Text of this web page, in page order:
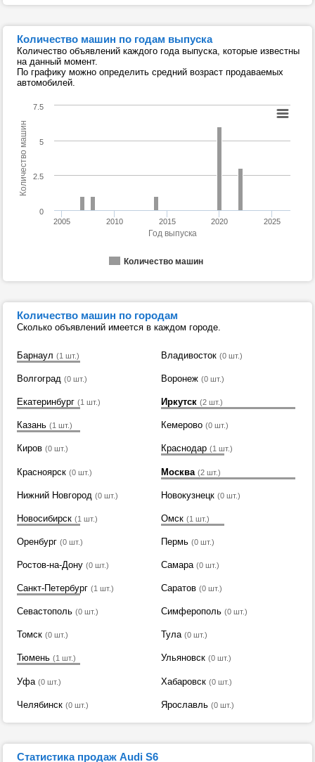
Количество машин по годам выпуска
Количество объявлений каждого года выпуска, которые известны
на данный момент.
По графику можно определить средний возраст продаваемых
автомобилей.
Год выпуска
Количество машин
Количество машин
2005 2010 2015 2020 2025
0
2.5
5
7.5
Количество машин по городам
Сколько объявлений имеется в каждом городе.
Барнаул (1 шт.) Владивосток (0 шт.)
Волгоград (0 шт.) Воронеж (0 шт.)
Екатеринбург (1 шт.) Иркутск (2 шт.)
Казань (1 шт.) Кемерово (0 шт.)
Киров (0 шт.) Краснодар (1 шт.)
Красноярск (0 шт.) Москва (2 шт.)
Нижний Новгород (0 шт.) Новокузнецк (0 шт.)
Новосибирск (1 шт.) Омск (1 шт.)
Оренбург (0 шт.) Пермь (0 шт.)
Ростов-на-Дону (0 шт.) Самара (0 шт.)
Санкт-Петербург (1 шт.) Саратов (0 шт.)
Севастополь (0 шт.) Симферополь (0 шт.)
Томск (0 шт.) Тула (0 шт.)
Тюмень (1 шт.) Ульяновск (0 шт.)
Уфа (0 шт.) Хабаровск (0 шт.)
Челябинск (0 шт.) Ярославль (0 шт.)
Статистика продаж Audi S6